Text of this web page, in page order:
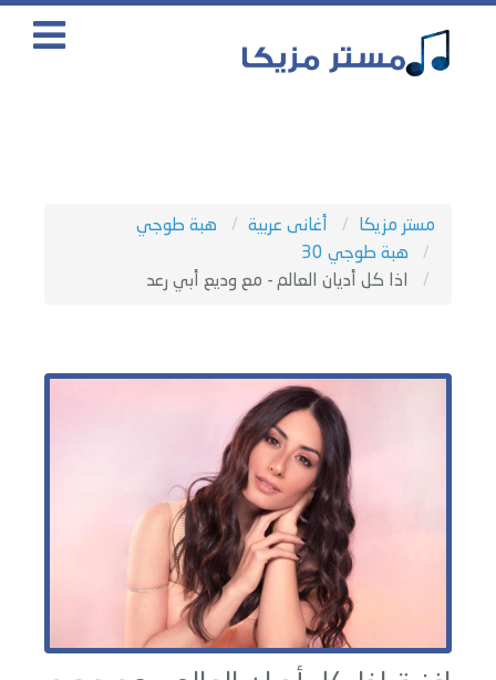
مستر مزيكا أغانى عربية
هبة طوجي
هبة طوجي 30
اذا كل أديان العالم - مع وديع أبي رعد